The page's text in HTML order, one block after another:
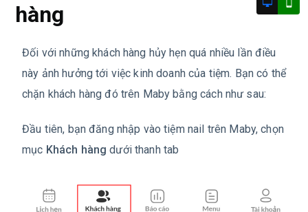
hàng
Đối với những khách hàng hủy hẹn quá nhiều lần điều
này ảnh hưởng tới việc kinh doanh của tiệm. Bạn có thể
chặn khách hàng đó trên Maby bằng cách như sau:
Đầu tiên, bạn đăng nhập vào tiệm nail trên Maby, chọn
mục Khách hàng dưới thanh tab